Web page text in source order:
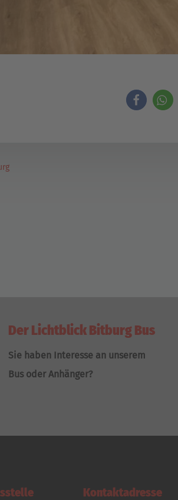
Der Lichtblick Bitburg Bus
Sie haben Interesse an unserem
Bus oder Anhänger?
Kontaktadresse